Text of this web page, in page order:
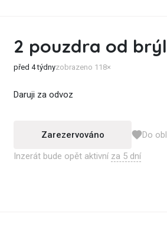
2 pouzdra od
před 4 týdnyzobrazeno 118×
Daruji za odvoz
Zarezervováno
Do
Inzerát bude opět aktivní za 5 dní